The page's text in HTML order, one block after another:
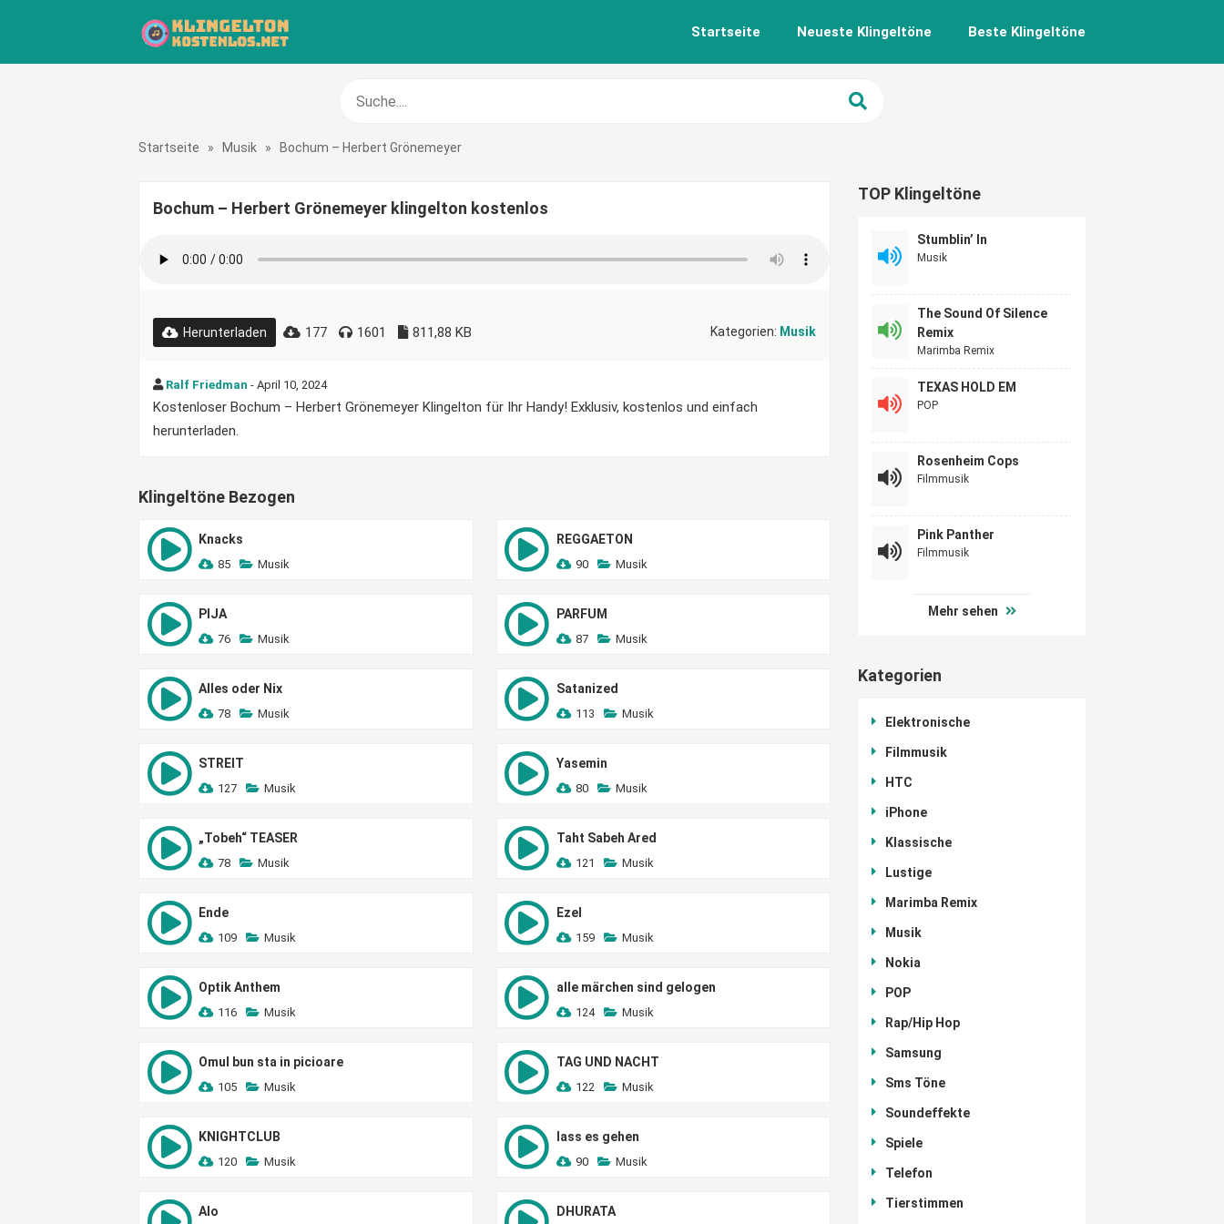
Startseite Neueste Klingeltöne Beste Klingeltöne
Startseite » Musik » Bochum – Herbert Grönemeyer
Bochum – Herbert Grönemeyer klingelton kostenlos
Herunterladen 177 1601 811,88 KB Kategorien: Musik
Ralf Friedman - April 10, 2024
Kostenloser Bochum – Herbert Grönemeyer Klingelton für Ihr Handy! Exklusiv, kostenlos und einfach
herunterladen.
Klingeltöne Bezogen
Knacks
85 Musik
REGGAETON
90 Musik
PIJA
76 Musik
PARFUM
87 Musik
Alles oder Nix
78 Musik
Satanized
113 Musik
STREIT
127 Musik
Yasemin
80 Musik
„Tobeh“ TEASER
78 Musik
Taht Sabeh Ared
121 Musik
Ende
109 Musik
Ezel
159 Musik
Optik Anthem
116 Musik
alle märchen sind gelogen
124 Musik
Omul bun sta in picioare
105 Musik
TAG UND NACHT
122 Musik
KNIGHTCLUB
120 Musik
lass es gehen
90 Musik
Alo DHURATA
TOP Klingeltöne
Stumblin’ In
Musik
The Sound Of Silence
Remix
Marimba Remix
TEXAS HOLD EM
POP
Rosenheim Cops
Filmmusik
Pink Panther
Filmmusik
Mehr sehen
Kategorien
Elektronische
Filmmusik
HTC
iPhone
Klassische
Lustige
Marimba Remix
Musik
Nokia
POP
Rap/Hip Hop
Samsung
Sms Töne
Soundeffekte
Spiele
Telefon
Tierstimmen